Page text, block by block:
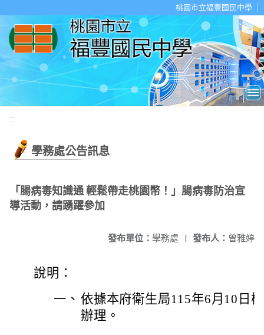
桃園市立福豐國民中學
:::
學務處公告訊息
「腸病毒知識通 輕鬆帶走桃園幣！」腸病毒防治宣
導活動，請踴躍參加
發布人： 曾雅婷
發布單位： 學務處 |
說明：
一、 依據本府衛生局115年6月10日
辦理。